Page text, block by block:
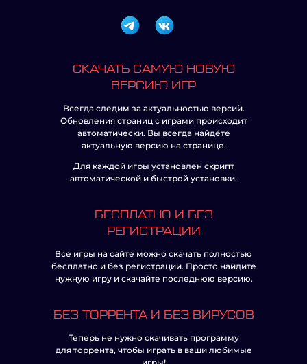
СКАЧАТЬ САМУЮ НОВУЮ
ВЕРСИЮ ИГР
Всегда следим за актуальностью версий.
Обновления страниц с играми происходит
автоматически. Вы всегда найдёте
актуальную версию на странице.
Для каждой игры установлен скрипт
автоматической и быстрой установки.
БЕСПЛАТНО И БЕЗ
РЕГИСТРАЦИИ
Все игры на сайте можно скачать полностью
бесплатно и без регистрации. Просто найдите
нужную игру и скачайте последнюю версию.
БЕЗ ТОРРЕНТА И БЕЗ ВИРУСОВ
Теперь не нужно скачивать программу
для торрента, чтобы играть в ваши любимые